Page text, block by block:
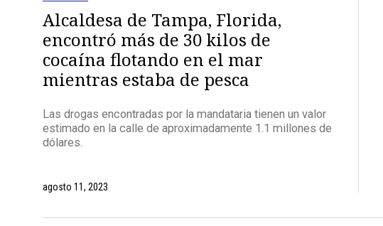
Alcaldesa de Tampa, Florida,
encontró más de 30 kilos de
cocaína flotando en el mar
mientras estaba de pesca
Las drogas encontradas por la mandataria tienen un valor
estimado en la calle de aproximadamente 1.1 millones de
dólares.
agosto 11, 2023